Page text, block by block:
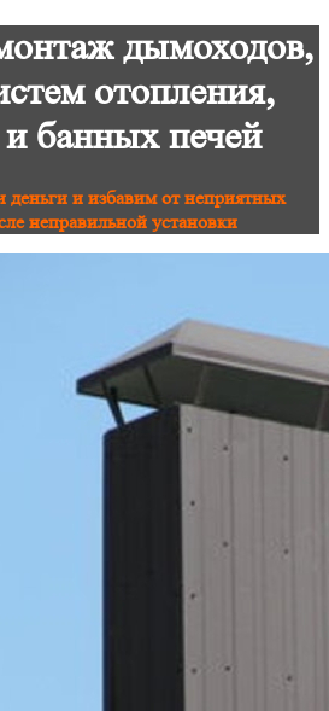
дымоходов,
отопления,
банных печей
и избавим от неприятных
неправильной установки